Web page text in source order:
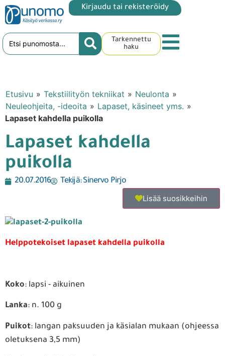
Kirjaudu tai rekisteröidy
Tarkennettu
haku
Etusivu » Tekstiilityön tekniikat » Neulonta »
Neuleohjeita, -ideoita » Lapaset, käsineet yms. »
Lapaset kahdella puikolla
Lapaset kahdella
puikolla
20.07.2016 Tekijä:Sinervo Pirjo
Lisää suosikkeihin
Helppotekoiset lapaset kahdella puikolla
Koko: lapsi - aikuinen
Lanka: n. 100 g
Puikot: langan paksuuden ja käsialan mukaan (ohjeessa
oletuksena 3,5 mm)